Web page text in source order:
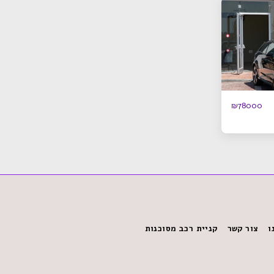
₪78000
צור קשר קניית רכב מסוכנות